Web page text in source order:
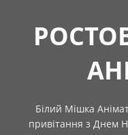
Білий Мішка
привітання з Днем